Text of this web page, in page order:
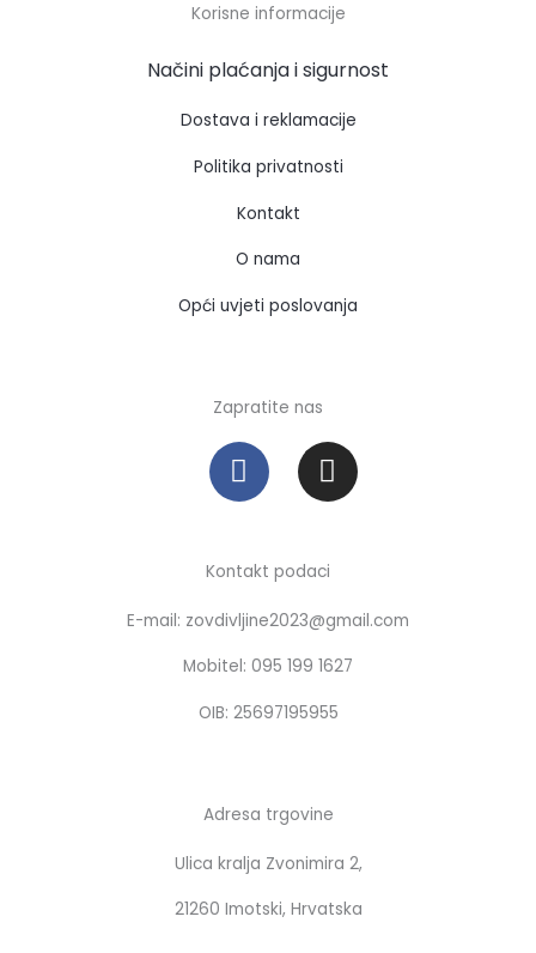
Korisne informacije
Načini plaćanja i sigurnost
Dostava i reklamacije
Politika privatnosti
Kontakt
O nama
Opći uvjeti poslovanja
Zapratite nas
F
a
c
b
o
o
k
I
n
s
a
r
a
m
Kontakt podaci
E-mail: zovdivljine2023@gmail.com
Mobitel: 095 199 1627
OIB: 25697195955
Adresa trgovine
Ulica kralja Zvonimira 2,
21260 Imotski, Hrvatska